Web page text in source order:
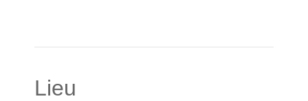
Lieu